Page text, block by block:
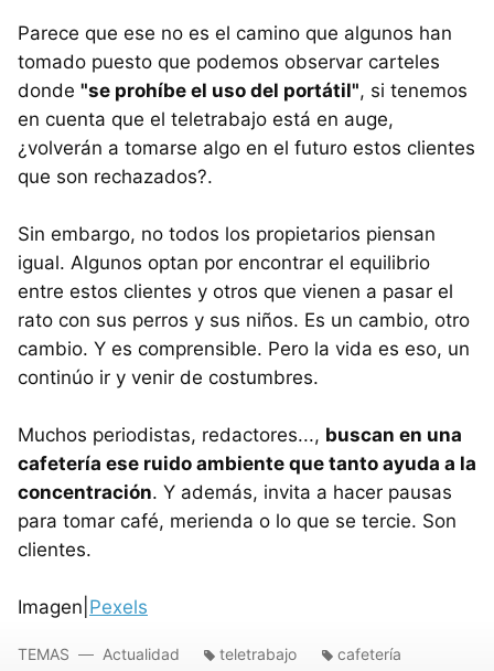
Parece que ese no es el camino que algunos han
tomado puesto que podemos observar carteles
donde "se prohíbe el uso del portátil", si tenemos
en cuenta que el teletrabajo está en auge,
¿volverán a tomarse algo en el futuro estos clientes
que son rechazados?.
Sin embargo, no todos los propietarios piensan
igual. Algunos optan por encontrar el equilibrio
entre estos clientes y otros que vienen a pasar el
rato con sus perros y sus niños. Es un cambio, otro
cambio. Y es comprensible. Pero la vida es eso, un
continúo ir y venir de costumbres.
Muchos periodistas, redactores..., buscan en una
cafetería ese ruido ambiente que tanto ayuda a la
concentración. Y además, invita a hacer pausas
para tomar café, merienda o lo que se tercie. Son
clientes.
Imagen| Pexels
TEMAS Actualidad teletrabajo cafetería